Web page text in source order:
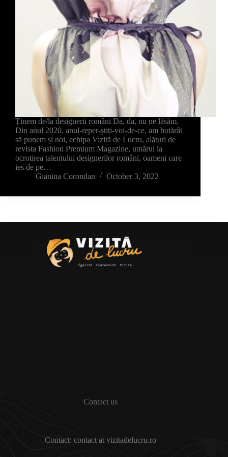
Ținem de/la designerii români Da, da, nu ne lăsăm.
Din anul 2020, anul-reper-știți-voi-de-ce, am hotărât
să punem și noi, echipa Vizită de Lucru, alături de
revista Fashion Premium Magazine, umărul la
ocrotirea talentului designerilor români, oameni care
ies de pe…
Gianina Corondan
October 3, 2022
Contact us
Contact: contact at vizitadelucru.ro